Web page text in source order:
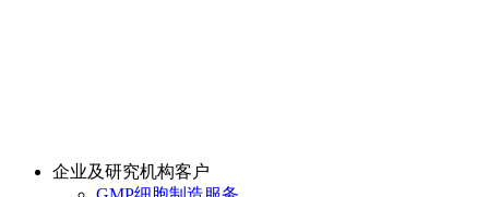
企业及研究机构客户